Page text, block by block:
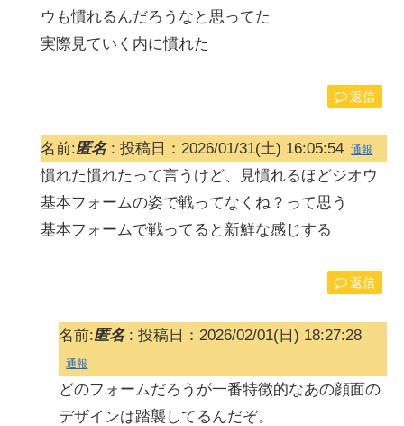
ウも慣れるんだろうなと思ってた
実際見ていく内に慣れた
返信
名前:匿名: 投稿日：2026/01/31(土) 16:05:54 通報
慣れた慣れたって言うけど、見慣れるほどジオウ
基本フォームの姿で戦ってなくね？って思う
基本フォームで戦ってると新鮮な感じする
返信
名前:匿名: 投稿日：2026/02/01(日) 18:27:28
通報
どのフォームだろうが一番特徴的なあの顔面の
デザインは踏襲してるんだぞ。